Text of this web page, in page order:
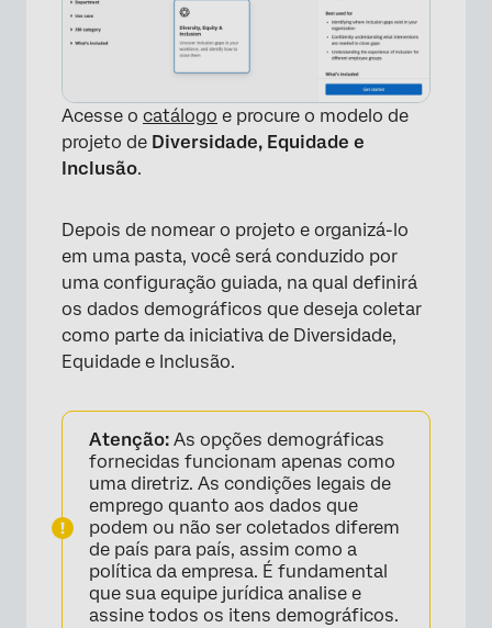
×
Acesse o catálogo e procure o modelo de
projeto de Diversidade, Equidade e
Inclusão.
Depois de nomear o projeto e organizá-lo
em uma pasta, você será conduzido por
uma configuração guiada, na qual definirá
os dados demográficos que deseja coletar
como parte da iniciativa de Diversidade,
Equidade e Inclusão.
Atenção: As opções demográficas
fornecidas funcionam apenas como
uma diretriz. As condições legais de
emprego quanto aos dados que
podem ou não ser coletados diferem
de país para país, assim como a
política da empresa. ​É fundamental
que sua equipe jurídica analise e
assine todos os itens demográficos.